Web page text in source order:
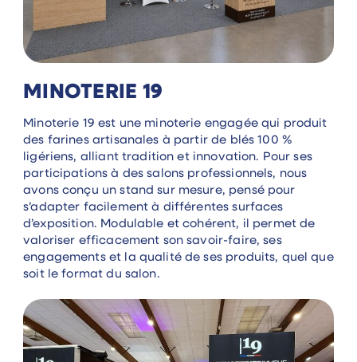
MINOTERIE 19
Minoterie 19 est une minoterie engagée qui produit
des farines artisanales à partir de blés 100 %
ligériens, alliant tradition et innovation. Pour ses
participations à des salons professionnels, nous
avons conçu un stand sur mesure, pensé pour
s’adapter facilement à différentes surfaces
d’exposition. Modulable et cohérent, il permet de
valoriser efficacement son savoir-faire, ses
engagements et la qualité de ses produits, quel que
soit le format du salon.